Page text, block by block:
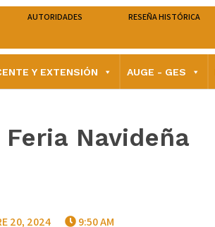
AUTORIDADES RESEÑA HISTÓRICA
Y EXTENSIÓN AUGE - GES
Navideña
20, 2024 9:50 AM